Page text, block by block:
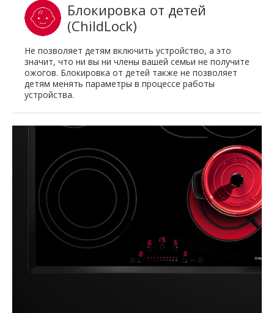
Блокировка от детей
(ChildLock)
Не позволяет детям включить устройство, а это
значит, что ни вы ни члены вашей семьи не получите
ожогов. Блокировка от детей также не позволяет
детям менять параметры в процессе работы
устройства.